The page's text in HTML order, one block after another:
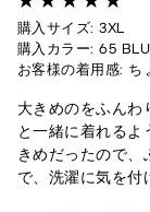
購入サイズ: 3XL
購入カラー: 65
お客様の着用感: ち
大きめのをふんわ
と一緒に着れる
きめだったので
で、洗濯に気を付